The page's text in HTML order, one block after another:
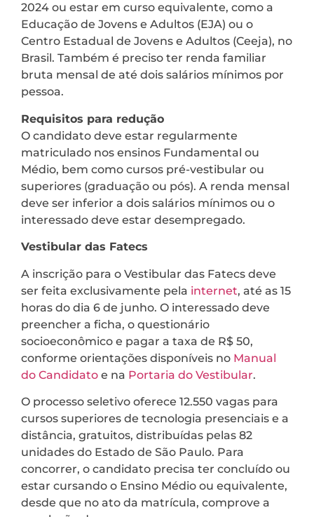
2024 ou estar em curso equivalente, como a
Educação de Jovens e Adultos (EJA) ou o
Centro Estadual de Jovens e Adultos (Ceeja), no
Brasil. Também é preciso ter renda familiar
bruta mensal de até dois salários mínimos por
pessoa.
Requisitos para redução
O candidato deve estar regularmente
matriculado nos ensinos Fundamental ou
Médio, bem como cursos pré-vestibular ou
superiores (graduação ou pós). A renda mensal
deve ser inferior a dois salários mínimos ou o
interessado deve estar desempregado.
Vestibular das Fatecs
A inscrição para o Vestibular das Fatecs deve
ser feita exclusivamente pela internet, até as 15
horas do dia 6 de junho. O interessado deve
preencher a ficha, o questionário
socioeconômico e pagar a taxa de R$ 50,
conforme orientações disponíveis no Manual
do Candidato e na Portaria do Vestibular.
O processo seletivo oferece 12.550 vagas para
cursos superiores de tecnologia presenciais e a
distância, gratuitos, distribuídas pelas 82
unidades do Estado de São Paulo. Para
concorrer, o candidato precisa ter concluído ou
estar cursando o Ensino Médio ou equivalente,
desde que no ato da matrícula, comprove a